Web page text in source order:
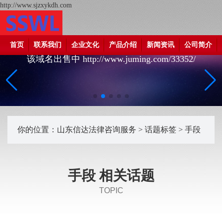
http://www.sjzxykdh.com
首页 联系我们 企业文化 产品介绍 新闻资讯 公司简介
该域名出售中 http://www.juming.com/33352/
你的位置： 山东信达法律咨询服务 > 话题标签 > 手段
手段 相关话题
TOPIC